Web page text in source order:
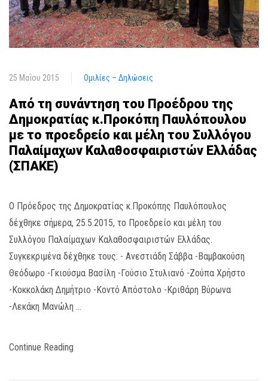
25 Μαΐου 2015 Ομιλίες – Δηλώσεις
Από τη συνάντηση του Προέδρου της
Δημοκρατίας κ.Προκόπη Παυλόπουλου
με το προεδρείο και μέλη του Συλλόγου
Παλαίμαχων Καλαθοσφαιριστών Ελλάδας
(ΣΠΑΚΕ)
Ο Πρόεδρος της Δημοκρατίας κ.Προκόπης Παυλόπουλος
δέχθηκε σήμερα, 25.5.2015, το Προεδρείο και μέλη του
Συλλόγου Παλαίμαχων Καλαθοσφαιριστών Ελλάδας.
Συγκεκριμένα δέχθηκε τους: - Ανεστιάδη Σάββα -Βαμβακούση
Θεόδωρο -Γκιούσμα Βασίλη -Γούσιο Στυλιανό -Ζούπα Χρήστο
-Κοκκολάκη Δημήτριο -Κοντό Απόστολο -Κριθάρη Βύρωνα
-Λεκάκη Μανώλη …
Continue Reading